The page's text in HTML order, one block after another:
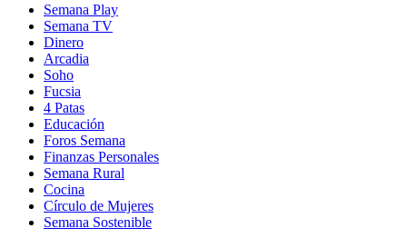
Semana Play
Semana TV
Dinero
Arcadia
Soho
in
new
window
Fucsia
in
new
window
4 Patas
Educación
Foros Semana
Finanzas Personales
Semana Rural
Cocina
Círculo de Mujeres
Semana Sostenible